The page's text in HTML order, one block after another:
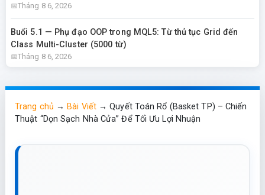
Tháng 8 6, 2026
Buổi 5.1 — Phụ đạo OOP trong MQL5: Từ thủ tục Grid đến
Class Multi-Cluster (5000 từ)
Tháng 8 6, 2026
Trang chủ →Bài Viết→Quyết Toán Rổ (Basket TP) – Chiến
Thuật “Dọn Sạch Nhà Cửa” Để Tối Ưu Lợi Nhuận